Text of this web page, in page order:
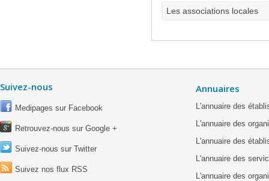
Les associations locales
Suivez-nous
Medipages sur Facebook
Retrouvez-nous sur Google +
Suivez-nous sur Twitter
Suivez nos flux RSS
Annuaires
L'annuaire des
L'annuaire des
L'annuaire des
L'annuaire des
L'annuaire des